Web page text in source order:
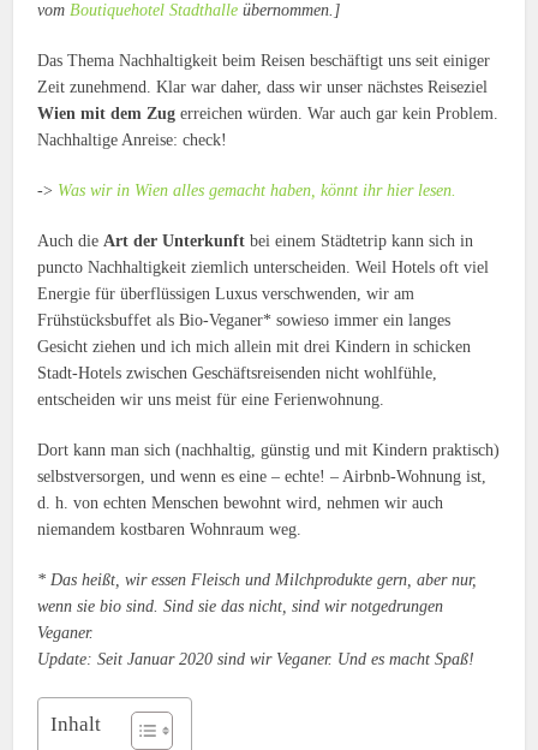
vomBoutiquehotel Stadthalle übernommen.]
Das Thema Nachhaltigkeit beim Reisen beschäftigt uns seit einiger
Zeit zunehmend. Klar war daher, dass wir unser nächstes Reiseziel
Wien mit dem Zug erreichen würden. War auch gar kein Problem.
Nachhaltige Anreise: check!
-> Was wir in Wien alles gemacht haben, könnt ihr hier lesen.
Auch dieArt der Unterkunft bei einem Städtetrip kann sich in
puncto Nachhaltigkeit ziemlich unterscheiden. Weil Hotels oft viel
Energie für überflüssigen Luxus verschwenden, wir am
Frühstücksbuffet als Bio-Veganer* sowieso immer ein langes
Gesicht ziehen und ich mich allein mit drei Kindern in schicken
Stadt-Hotels zwischen Geschäftsreisenden nicht wohlfühle,
entscheiden wir uns meist für eine Ferienwohnung.
Dort kann man sich (nachhaltig, günstig und mit Kindern praktisch)
selbstversorgen, und wenn es eine – echte! – Airbnb-Wohnung ist,
d. h. von echten Menschen bewohnt wird, nehmen wir auch
niemandem kostbaren Wohnraum weg.
* Das heißt, wir essen Fleisch und Milchprodukte gern, aber nur,
wenn sie bio sind. Sind sie das nicht, sind wir notgedrungen
Veganer.
Update: Seit Januar 2020 sind wir Veganer. Und es macht Spaß!
Inhalt